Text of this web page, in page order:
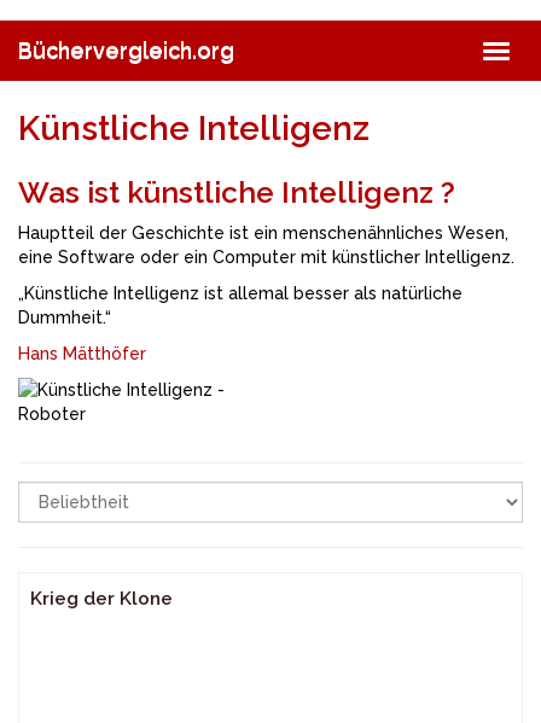
main
content
Büchervergleich.org
Künstliche Intelligenz
Was ist künstliche Intelligenz ?
Hauptteil der Geschichte ist ein menschenähnliches Wesen,
eine Software oder ein Computer mit künstlicher Intelligenz.
„Künstliche Intelligenz ist allemal besser als natürliche
Dummheit.“
Hans Mätthöfer
Krieg der Klone